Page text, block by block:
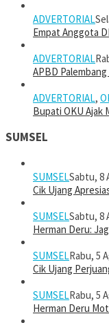
ADVERTORIAL
Empat Anggota
ADVERTORIAL
APBD
ADVERTORIAL,
Bupati OKU Ajak
SUMSEL
SUMSELSabtu, 8
Cik Ujang
SUMSELSabtu, 8
Herman Deru:
SUMSELRabu, 5
Cik Ujang
SUMSELRabu, 5
Herman Deru